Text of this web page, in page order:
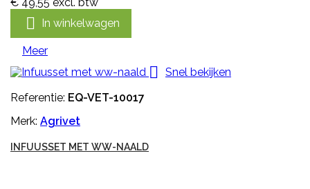
€ 49,55 excl. btw
 In winkelwagen
Meer

Snel bekijken
Referentie: EQ-VET-10017
Merk: Agrivet
INFUUSSET MET WW-NAALD